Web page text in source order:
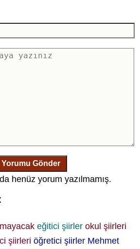
Yorumu Gönder
henüz yorum yazılmamış.
eğitici şiirler okul şiirleri
şiirleri öğretici şiirler Mehmet